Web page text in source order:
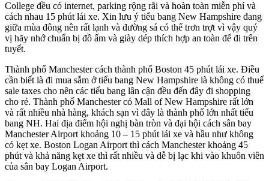
College đều có internet, parking rộng rãi và hoàn toàn miễn phí và
cách nhau 15 phút lái xe. Xin lưu ý tiểu bang New Hampshire đang
giữa mùa đông nên rất lạnh và đường sá có thể trơn trợt vì vậy quý
vị hãy nhớ chuẩn bị đồ ấm và giày dép thích hợp an toàn để đi trên
tuyết.
Thành phố Manchester cách thành phố Boston 45 phút lái xe. Điều
cần biết là đi mua sắm ở tiểu bang New Hampshire là không có thuế
sale taxes cho nên các tiểu bang lân cận đều đến đây đi shopping
cho rẻ. Thành phố Manchester có Mall of New Hampshire rất lớn
và rất nhiều nhà hàng, khách sạn vì đây là thành phố lớn nhất tiểu
bang NH. Hai địa điểm hội nghị bàn tròn và đại hội cách sân bay
Manchester Airport khoảng 10 – 15 phút lái xe và hầu như không
có kẹt xe. Boston Logan Airport thì cách Manchester khoảng 45
phút và khả năng kẹt xe thì rất nhiều và dễ bị lạc khi vào khuôn viên
của sân bay Logan Airport.